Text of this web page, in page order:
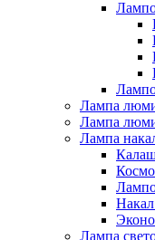
Лампа
Лампа
Лампа
Накал
Лампа